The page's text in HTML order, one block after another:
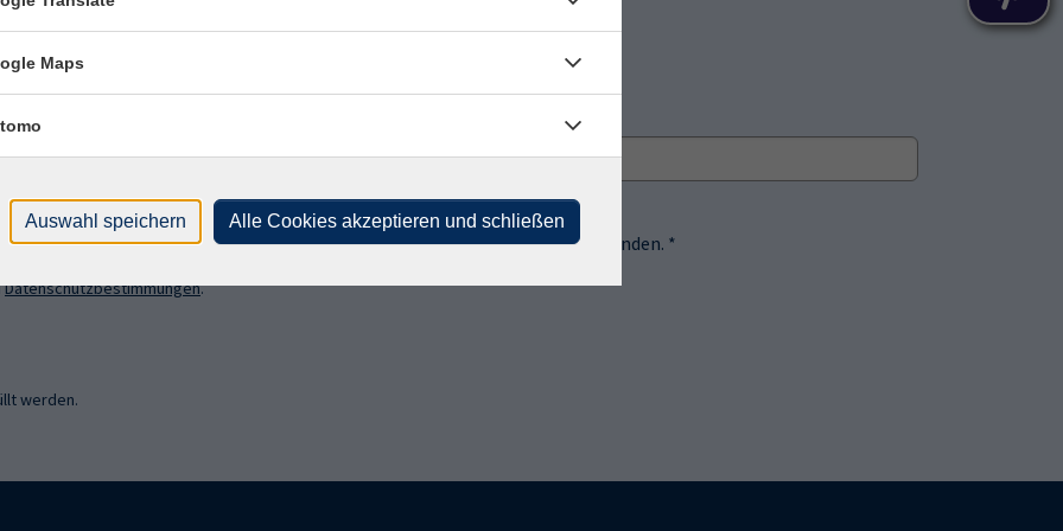
an!
mit der Verarbeitung gemäß unseren Datenschutzbestimmungen einverstanden. *
Datenschutzbestimmungen.
werden.
Maps
Auswahl speichern Alle Cookies akzeptieren und schließen